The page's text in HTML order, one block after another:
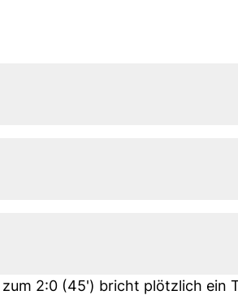
2:0 (45') bricht plötzlich ein